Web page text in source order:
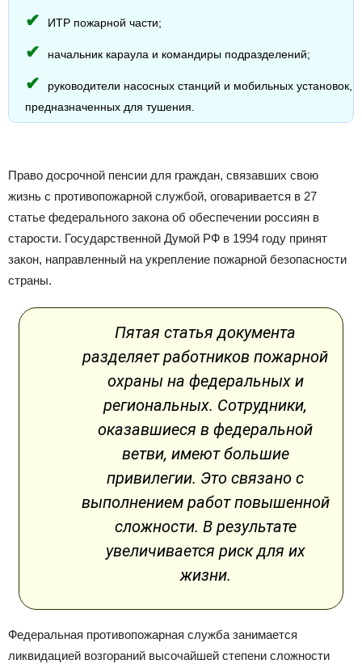
ИТР пожарной части;
начальник караула и командиры подразделений;
руководители насосных станций и мобильных установок,
предназначенных для тушения.
Право досрочной пенсии для граждан, связавших свою
жизнь с противопожарной службой, оговаривается в 27
статье федерального закона об обеспечении россиян в
старости. Государственной Думой РФ в 1994 году принят
закон, направленный на укрепление пожарной безопасности
страны.
Пятая статья документа
разделяет работников пожарной
охраны на федеральных и
региональных. Сотрудники,
оказавшиеся в федеральной
ветви, имеют большие
привилегии. Это связано с
выполнением работ повышенной
сложности. В результате
увеличивается риск для их
жизни.
Федеральная противопожарная служба занимается
ликвидацией возгораний высочайшей степени сложности